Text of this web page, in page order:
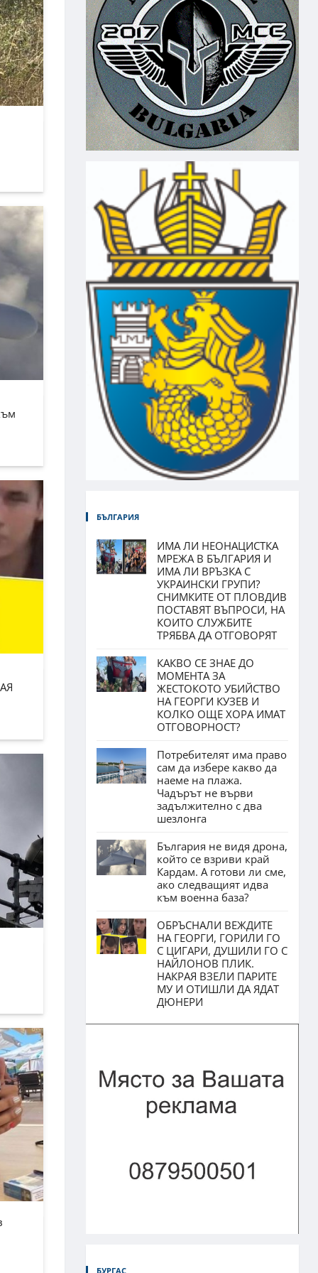
БЪЛГАРИЯ
ИМА ЛИ НЕОНАЦИСТКА
МРЕЖА В БЪЛГАРИЯ И
ИМА ЛИ ВРЪЗКА С
УКРАИНСКИ ГРУПИ?
СНИМКИТЕ ОТ ПЛОВДИВ
ПОСТАВЯТ ВЪПРОСИ, НА
КОИТО СЛУЖБИТЕ
ТРЯБВА ДА ОТГОВОРЯТ
КАКВО СЕ ЗНАЕ ДО
МОМЕНТА ЗА
ЖЕСТОКОТО УБИЙСТВО
НА ГЕОРГИ КУЗЕВ И
КОЛКО ОЩЕ ХОРА ИМАТ
ОТГОВОРНОСТ?
Потребителят има право
сам да избере какво да
наеме на плажа.
Чадърът не върви
задължително с два
шезлонга
България не видя дрона,
който се взриви край
Кардам. А готови ли сме,
ако следващият идва
към военна база?
ОБРЪСНАЛИ ВЕЖДИТЕ
НА ГЕОРГИ, ГОРИЛИ ГО
С ЦИГАРИ, ДУШИЛИ ГО С
НАЙЛОНОВ ПЛИК.
НАКРАЯ ВЗЕЛИ ПАРИТЕ
МУ И ОТИШЛИ ДА ЯДАТ
ДЮНЕРИ
БУРГАС